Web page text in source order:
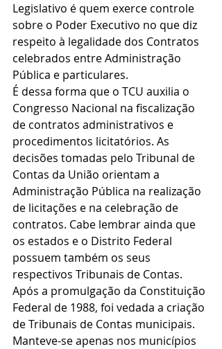
Legislativo é quem exerce controle
sobre o Poder Executivo no que diz
respeito à legalidade dos Contratos
celebrados entre Administração
Pública e particulares.
É dessa forma que o TCU auxilia o
Congresso Nacional na fiscalização
de contratos administrativos e
procedimentos licitatórios. As
decisões tomadas pelo Tribunal de
Contas da União orientam a
Administração Pública na realização
de licitações e na celebração de
contratos. Cabe lembrar ainda que
os estados e o Distrito Federal
possuem também os seus
respectivos Tribunais de Contas.
Após a promulgação da Constituição
Federal de 1988, foi vedada a criação
de Tribunais de Contas municipais.
Manteve-se apenas nos municípios